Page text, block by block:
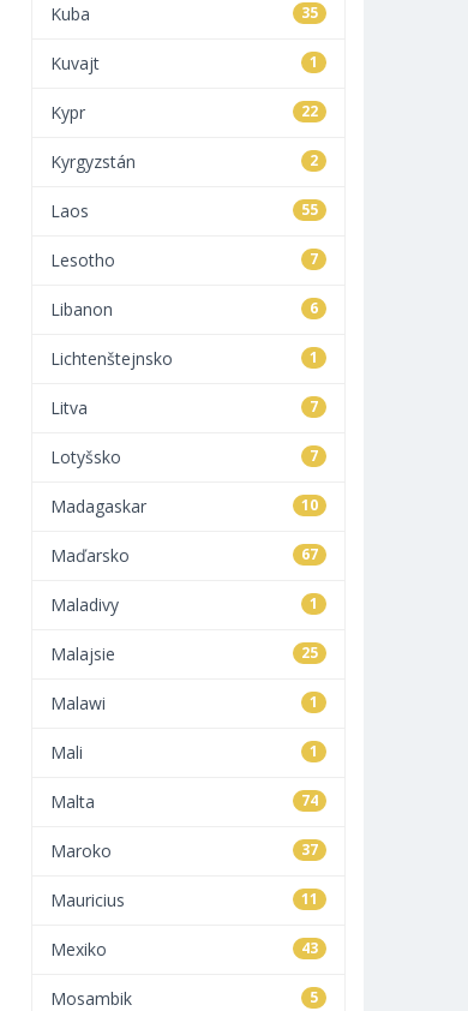
35
Kuba
1
Kuvajt
22
Kypr
2
Kyrgyzstán
55
Laos
7
Lesotho
6
Libanon
1
Lichtenštejnsko
7
Litva
7
Lotyšsko
10
Madagaskar
67
Maďarsko
1
Maladivy
25
Malajsie
1
Malawi
1
Mali
74
Malta
37
Maroko
11
Mauricius
43
Mexiko
5
Mosambik